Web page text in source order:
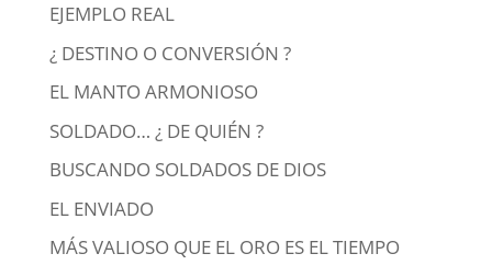
EJEMPLO REAL
¿ DESTINO O CONVERSIÓN ?
EL MANTO ARMONIOSO
SOLDADO… ¿ DE QUIÉN ?
BUSCANDO SOLDADOS DE DIOS
EL ENVIADO
MÁS VALIOSO QUE EL ORO ES EL TIEMPO